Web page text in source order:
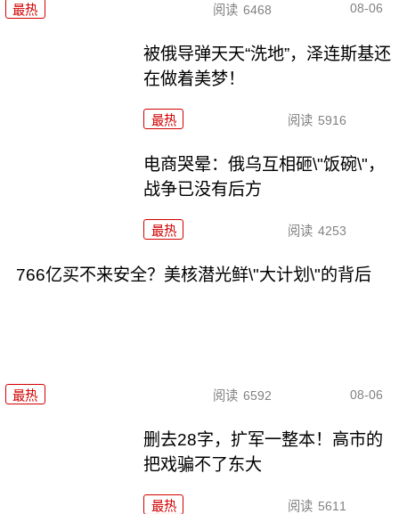
最热 阅读 6468 08-06
被俄导弹天天“洗地”，泽连斯基还
在做着美梦！
最热 阅读 5916
电商哭晕：俄乌互相砸\"饭碗\"，
战争已没有后方
最热 阅读 4253
766亿买不来安全？美核潜光鲜\"大计划\"的背后
最热 阅读 6592 08-06
删去28字，扩军一整本！高市的
把戏骗不了东大
最热 阅读 5611